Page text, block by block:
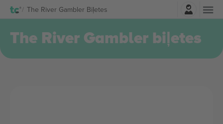
The River Gambler Biļetes
The River Gambler biļetes